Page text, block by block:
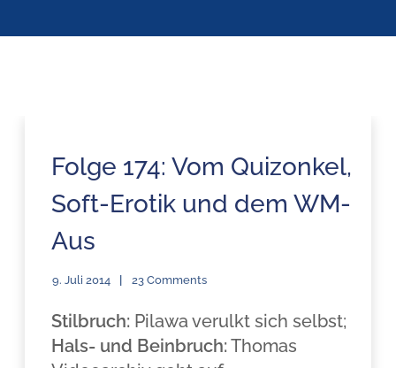
Folge 174: Vom Quizonkel,
Soft-Erotik und dem WM-
Aus
9. Juli 2014 23 Comments
Stilbruch: Pilawa verulkt sich selbst;
Hals- und Beinbruch: Thomas